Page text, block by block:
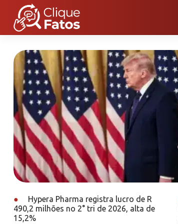
●
Hypera Pharma registra lucro de R
490,2 milhões no 2° tri de 2026, alta de
15,2%